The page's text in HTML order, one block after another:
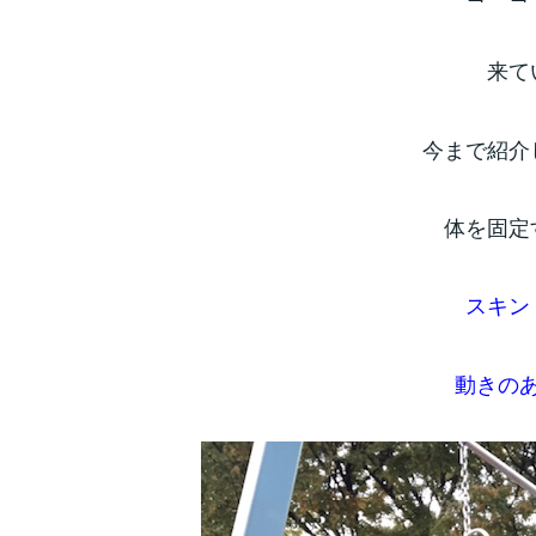
来
今まで紹
体を固
スキ
動きの